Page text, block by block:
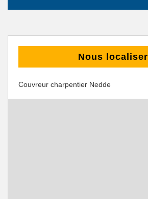
Nous localiser
Couvreur charpentier Nedde